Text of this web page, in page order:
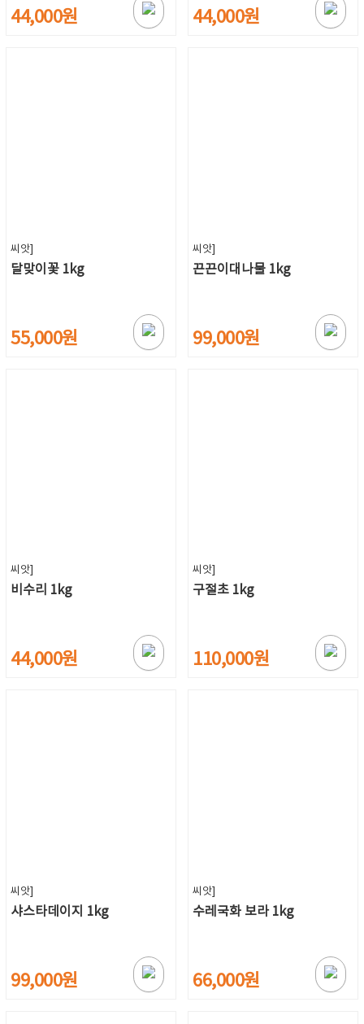
44,000원 44,000원
씨앗]
달맞이꽃 1kg
55,000원
씨앗]
끈끈이대나물 1kg
99,000원
씨앗]
비수리 1kg
44,000원
씨앗]
구절초 1kg
110,000원
씨앗]
샤스타데이지 1kg
99,000원
씨앗]
수레국화 보라 1kg
66,000원